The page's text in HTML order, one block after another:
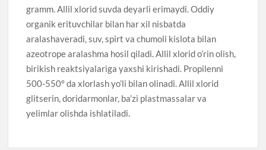
gramm. Allil xlorid suvda deyarli erimaydi. Oddiy
organik erituvchilar bilan har xil nisbatda
aralashaveradi, suv, spirt va chumoli kislota bilan
azeotrope aralashma hosil qiladi. Allil xlorid o’rin olish,
birikish reaktsiyalariga yaxshi kirishadi. Propilenni
500-550° da xlorlash yo’li bilan olinadi. Allil xlorid
glitserin, doridarmonlar, ba’zi plastmassalar va
yelimlar olishda ishlatiladi.